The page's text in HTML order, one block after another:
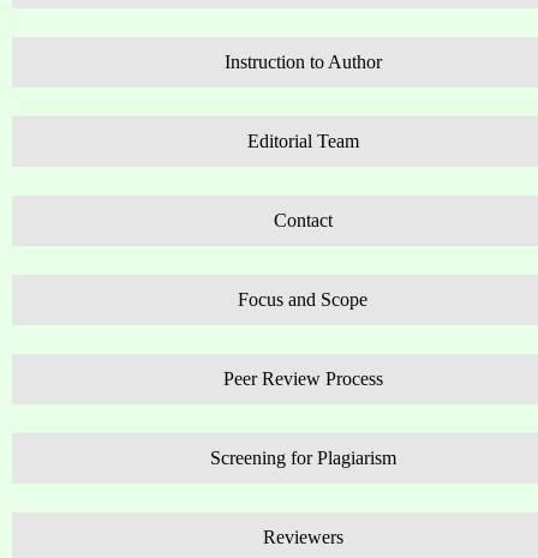
Instruction to Author
Editorial Team
Contact
Focus and Scope
Peer Review Process
Screening for Plagiarism
Reviewers